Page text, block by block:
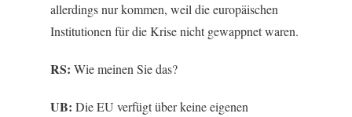
allerdings nur kommen, weil die europäischen
Institutionen für die Krise nicht gewappnet waren.
RS: Wie meinen Sie das?
UB: Die EU verfügt über keine eigenen